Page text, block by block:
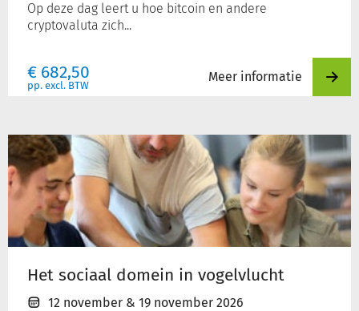
Op deze dag leert u hoe bitcoin en andere
cryptovaluta zich...
€ 682,50
pp. excl. BTW
Meer informatie
Het sociaal domein in vogelvlucht
12 november & 19 november 2026
Het
sociaal
domein
in
vogelvlucht